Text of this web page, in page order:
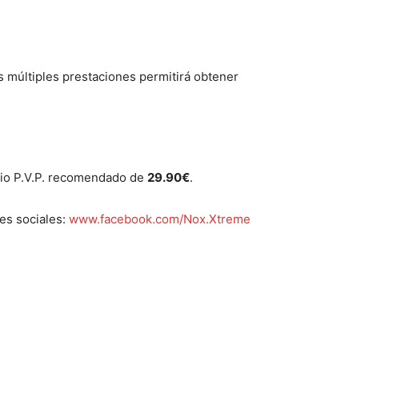
múltiples prestaciones permitirá obtener
P.V.P. recomendado de 29.90€.
sociales: www.facebook.com/Nox.Xtreme